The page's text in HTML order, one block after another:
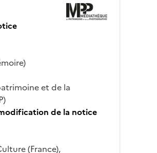
et de la
de la notice
(France),